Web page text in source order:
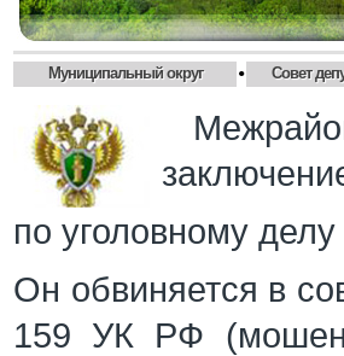
Муниципальный округ • Совет
по уголовному
Он обвиняется в
159 УК РФ